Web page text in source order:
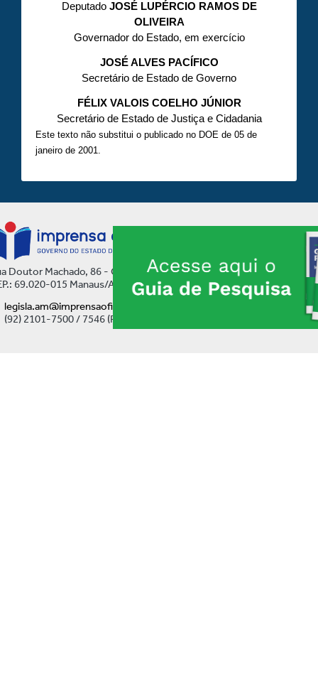
Deputado JOSÉ LUPÉRCIO RAMOS DE
OLIVEIRA
Governador do Estado, em exercício
JOSÉ ALVES PACÍFICO
Secretário de Estado de Governo
FÉLIX VALOIS COELHO JÚNIOR
Secretário de Estado de Justiça e Cidadania
Este texto não substitui o publicado no DOE de 05 de
janeiro de 2001.
Doutor Machado, 86 - Centro
69.020-015 Manaus/AM
legisla.am@imprensaoficial.am.gov.br
(92) 2101-7500 / 7546 (Ramal)